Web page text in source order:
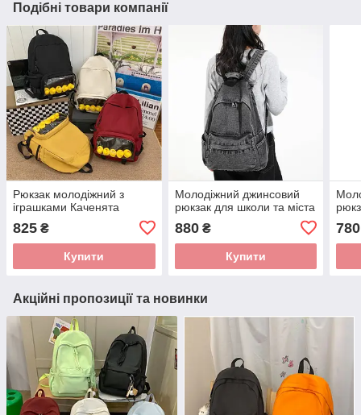
Подібні товари компанії
Рюкзак молодіжний з
іграшками Каченята
825 ₴
Купити
Молодіжний джинсовий
рюкзак для школи та міста
880₴
Купити
780
Акційні пропозиції та новинки